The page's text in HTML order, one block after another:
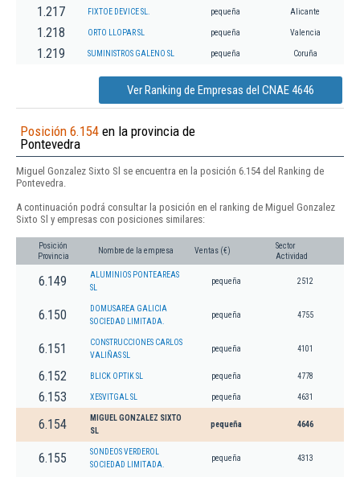
1.217 FIXTOE DEVICE SL. pequeña Alicante
1.218 ORTO LLOPAR SL pequeña Valencia
1.219 SUMINISTROS GALENO SL pequeña Coruña
Ver Ranking de Empresas del CNAE 4646
Posición 6.154 en la provincia de
Pontevedra
Miguel Gonzalez Sixto Sl se encuentra en la posición 6.154 del Ranking de
Pontevedra.
A continuación podrá consultar la posición en el ranking de Miguel Gonzalez
Sixto Sl y empresas con posiciones similares:
Posición
Provincia
Nombre de la empresa Ventas (€)
Sector
Actividad
6.149
ALUMINIOS PONTEAREAS
SL
pequeña 2512
6.150
DOMUSAREA GALICIA
SOCIEDAD LIMITADA.
pequeña 4755
6.151
CONSTRUCCIONES CARLOS
VALIÑAS SL
pequeña 4101
6.152 BLICK OPTIK SL pequeña 4778
6.153 XESVITGAL SL pequeña 4631
6.154
MIGUEL GONZALEZ SIXTO
SL
pequeña 4646
6.155
SONDEOS VERDEROL
SOCIEDAD LIMITADA.
pequeña 4313